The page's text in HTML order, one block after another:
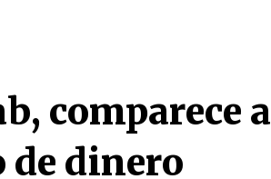
comparece a
de dinero